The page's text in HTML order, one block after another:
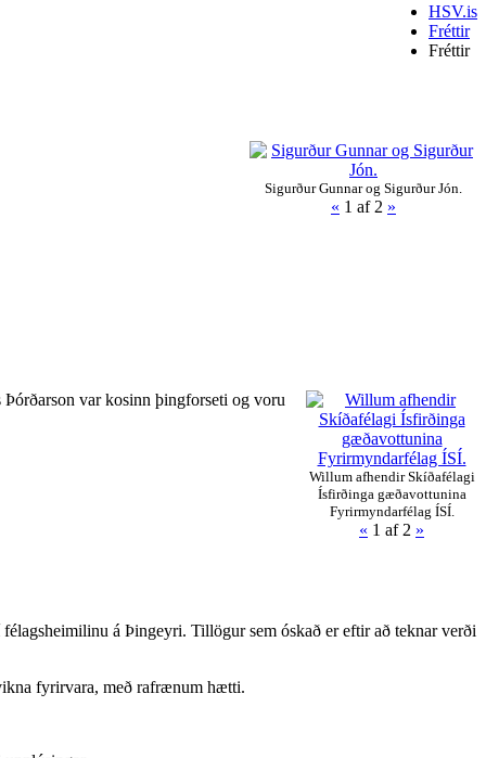
HSV.is
Fréttir
Fréttir
Sigurður Gunnar og Sigurður Jón.
« 1 af 2 »
Willum afhendir Skíðafélagi
Ísfirðinga gæðavottunina
Fyrirmyndarfélag ÍSÍ.
« 1 af 2 »
var kosinn þingforseti og voru
á Þingeyri. Tillögur sem óskað er eftir að teknar verði
fyrirvara, með rafrænum hætti.